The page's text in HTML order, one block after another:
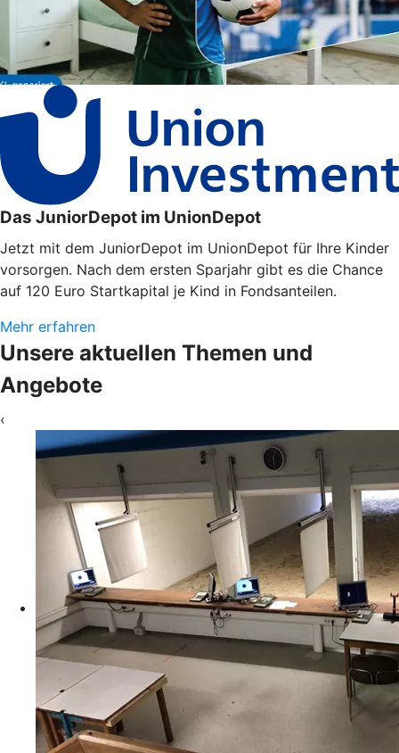
Das JuniorDepot im UnionDepot
Jetzt mit dem JuniorDepot im UnionDepot für Ihre Kinder
vorsorgen. Nach dem ersten Sparjahr gibt es die Chance
auf 120 Euro Startkapital je Kind in Fondsanteilen.
Mehr erfahren
Unsere aktuellen Themen und
Angebote
‹